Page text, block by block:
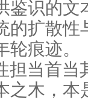
鉴识的
的扩散
痕迹。
当首当
之木，